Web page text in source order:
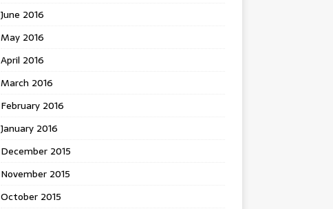
June 2016
May 2016
April 2016
March 2016
February 2016
January 2016
December 2015
November 2015
October 2015